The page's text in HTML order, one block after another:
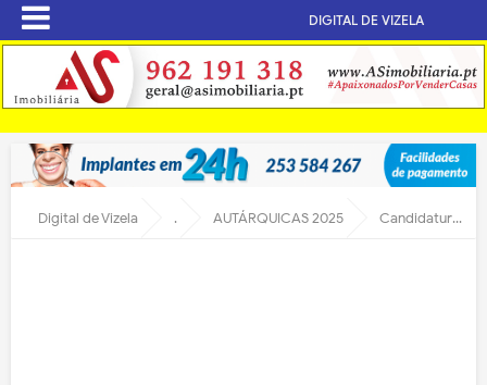
DIGITAL DE VIZELA
Digital de Vizela . AUTÁRQUICAS 2025 Candidatura de Felgueiras condena atentados ao património dos candidatos